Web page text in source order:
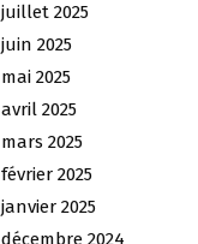
juillet 2025
juin 2025
mai 2025
avril 2025
mars 2025
février 2025
janvier 2025
décembre 2024